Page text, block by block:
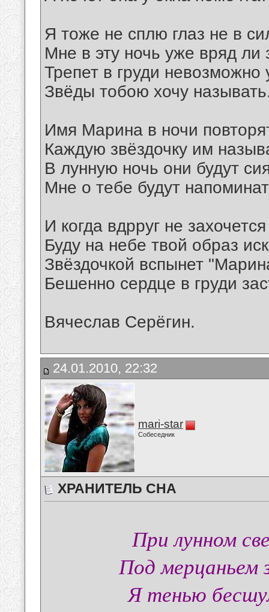
Я тоже не сплю глаз не в
Мне в эту ночь уже вряд ли
Трепет в груди невозможно
Звёды тобою хочу
Имя Марина в ночи
Каждую звёздочку им
В лунную ночь они будут
Мне о тебе будут
И когда вдрруг не
Буду на небе твой образ
Звёздочкой вспынет
Бешенно сердце в груди
Вячеслав Серёгин.
24.01.2010, 22:32
mari-star
Собеседник
ХРАНИТЕЛЬ СНА
При лунном
Под мерцаньем
Я тенью